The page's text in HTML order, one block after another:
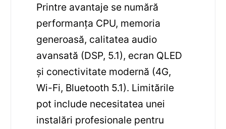
Printre avantaje se numără
performanța CPU, memoria
generoasă, calitatea audio
avansată (DSP, 5.1), ecran QLED
și conectivitate modernă (4G,
Wi-Fi, Bluetooth 5.1). Limitările
pot include necesitatea unei
instalări profesionale pentru